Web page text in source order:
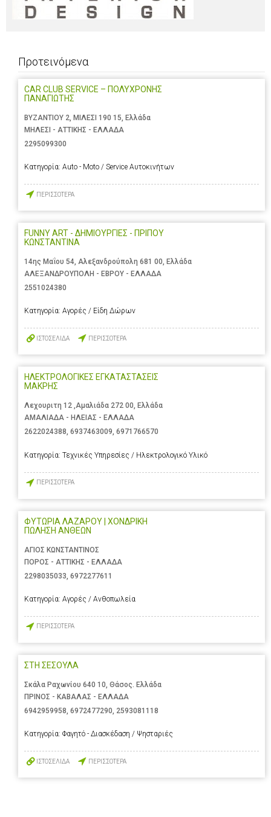
Προτεινόμενα
CAR CLUB SERVICE – ΠΟΛΥΧΡΟΝΗΣ
ΠΑΝΑΓΙΩΤΗΣ
ΒΥΖΑΝΤΙΟΥ 2, ΜΙΛΕΣΙ 190 15, Ελλάδα
ΜΗΛΕΣΙ - ΑΤΤΙΚΗΣ - ΕΛΛΑΔΑ
2295099300
Κατηγορία: Auto - Moto / Service Αυτοκινήτων
ΠΕΡΙΣΣΟΤΕΡΑ
FUNNY ART - ΔΗΜΙΟΥΡΓΙΕΣ - ΠΡΙΠΟΥ
ΚΩΝΣΤΑΝΤΙΝΑ
14ης Μαΐου 54, Αλεξανδρούπολη 681 00, Ελλάδα
ΑΛΕΞΑΝΔΡΟΥΠΟΛΗ - ΕΒΡΟΥ - ΕΛΛΑΔΑ
2551024380
Κατηγορία: Αγορές / Είδη Δώρων
ΙΣΤΟΣΕΛΙΔΑ ΠΕΡΙΣΣΟΤΕΡΑ
ΗΛΕΚΤΡΟΛΟΓΙΚΕΣ ΕΓΚΑΤΑΣΤΑΣΕΙΣ
ΜΑΚΡΗΣ
Λεχουριτη 12 ,Αμαλιάδα 272 00, Ελλάδα
ΑΜΑΛΙΑΔΑ - ΗΛΕΙΑΣ - ΕΛΛΑΔΑ
2622024388, 6937463009, 6971766570
Κατηγορία: Τεχνικές Υπηρεσίες / Ηλεκτρολογικό Υλικό
ΠΕΡΙΣΣΟΤΕΡΑ
ΦΥΤΩΡΙΑ ΛΑΖΑΡΟΥ | ΧΟΝΔΡΙΚΗ
ΠΩΛΗΣΗ ΑΝΘΕΩΝ
ΑΓΙΟΣ ΚΩΝΣΤΑΝΤΙΝΟΣ
ΠΟΡΟΣ - ΑΤΤΙΚΗΣ - ΕΛΛΑΔΑ
2298035033 6972277611
Κατηγορία: Αγορές / Ανθοπωλεία
ΠΕΡΙΣΣΟΤΕΡΑ
ΣΤΗ ΣΕΣΟΥΛΑ
Σκάλα Ραχωνίου 640 10, Θάσος. Ελλάδα
ΠΡΙΝΟΣ - ΚΑΒΑΛΑΣ - ΕΛΛΑΔΑ
6942959958, 6972477290, 2593081118
Κατηγορία: Φαγητό - Διασκέδαση / Ψησταριές
ΙΣΤΟΣΕΛΙΔΑ ΠΕΡΙΣΣΟΤΕΡΑ